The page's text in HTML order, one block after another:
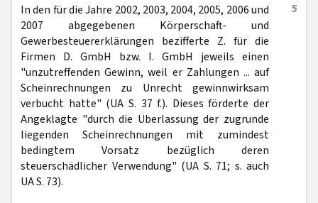
5
In den für die Jahre 2002, 2003, 2004, 2005, 2006 und
2007 abgegebenen Körperschaft- und
Gewerbesteuererklärungen bezifferte Z. für die
Firmen D. GmbH bzw. I. GmbH jeweils einen
"unzutreffenden Gewinn, weil er Zahlungen ... auf
Scheinrechnungen zu Unrecht gewinnwirksam
verbucht hatte" (UA S. 37 f.). Dieses förderte der
Angeklagte "durch die Überlassung der zugrunde
liegenden Scheinrechnungen mit zumindest
bedingtem Vorsatz bezüglich deren
steuerschädlicher Verwendung" (UA S. 71; s. auch
UA S. 73).